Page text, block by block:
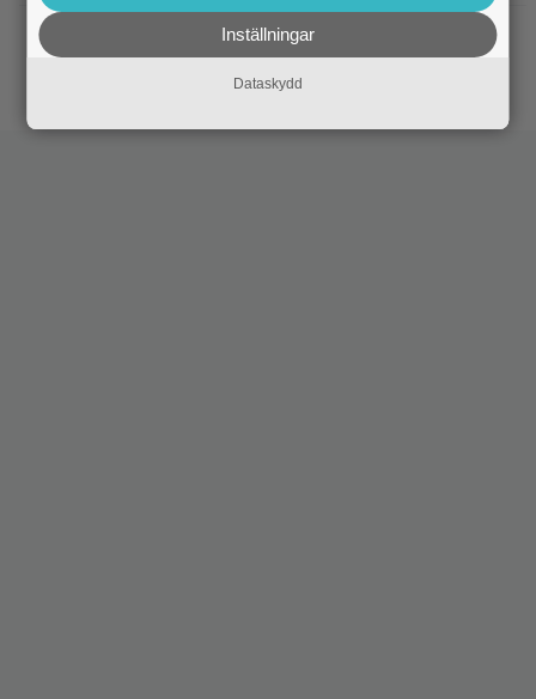
Exklusivt
”Svärtan”-stjärnan Linus Rogsgård om
sina favoritserier: ”En av de bästa…”
Inställningar
Dataskydd